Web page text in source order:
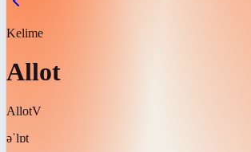
Kelime
Allot
AllotV
əˈlɒt